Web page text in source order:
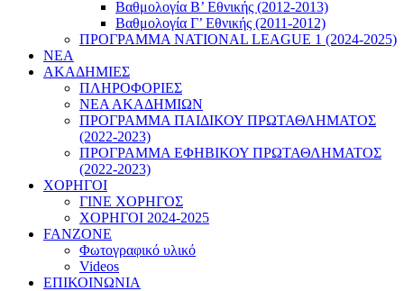
Βαθμολογία Β’ Εθνικής (2012-2013)
Βαθμολογία Γ’ Εθνικής (2011-2012)
ΠΡΟΓΡΑΜΜΑ NATIONAL LEAGUE 1 (2024-2025)
ΝΕΑ
ΑΚΑΔΗΜΙΕΣ
ΠΛΗΡΟΦΟΡΙΕΣ
ΝΕΑ ΑΚΑΔΗΜΙΩΝ
ΠΡΟΓΡΑΜΜΑ ΠΑΙΔΙΚΟΥ ΠΡΩΤΑΘΛΗΜΑΤΟΣ
(2022-2023)
ΠΡΟΓΡΑΜΜΑ ΕΦΗΒΙΚΟΥ ΠΡΩΤΑΘΛΗΜΑΤΟΣ
(2022-2023)
ΧΟΡΗΓΟΙ
ΓΙΝΕ ΧΟΡΗΓΟΣ
ΧΟΡΗΓΟΙ 2024-2025
FANZONE
Φωτογραφικό υλικό
Videos
ΕΠΙΚΟΙΝΩΝΙΑ